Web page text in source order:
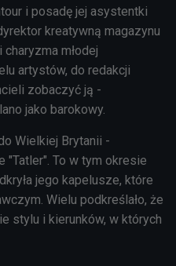
i posadę jej asystentki
kreatywną magazynu
młodej
artystów, do redakcji
zobaczyć ją -
jako barokowy.
Wielkiej Brytanii -
"Tatler". To w tym okresie
jego kapelusze, które
Wielu podkreślało, że
stylu i kierunków, w których